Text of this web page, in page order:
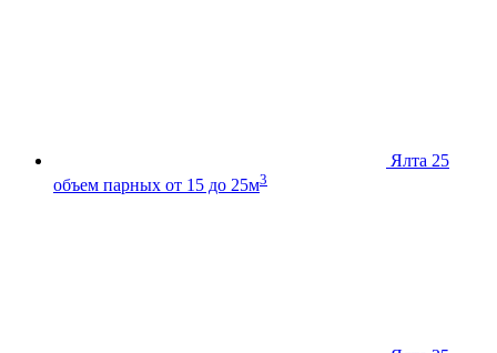
Ялта 25
объем парных от 15 до 25м3